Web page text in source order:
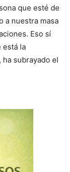
que esté de
a nuestra masa
Eso sí
está la
subrayado el